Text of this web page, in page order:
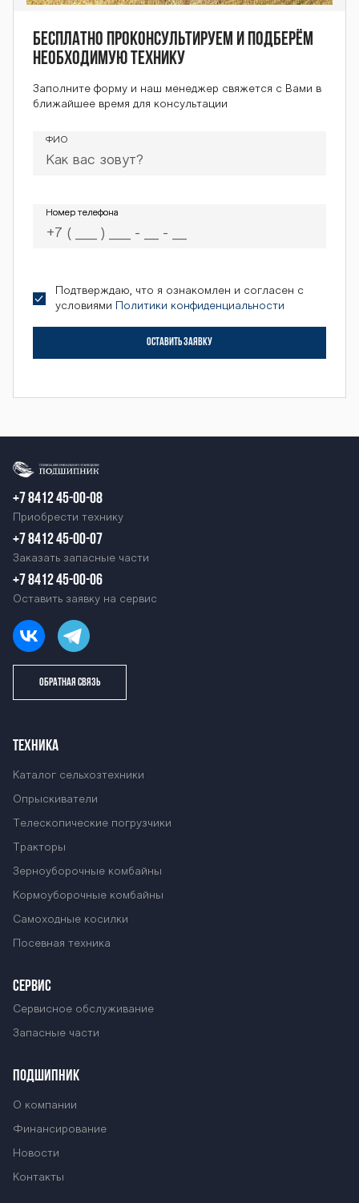
Бесплатно проконсультируем и подберём
необходимую технику
Заполните форму и наш менеджер свяжется с Вами в
ближайшее время для консультации
ФИО
Номер телефона
Номер телефона
Подтверждаю, что я ознакомлен и согласен с
условиями
Политики конфиденциальности
ОСТАВИТЬ ЗАЯВКУ
+7 8412 45-00-08
Приобрести технику
+7 8412 45-00-07
Заказать запасные части
+7 8412 45-00-06
Оставить заявку на сервис
ОБРАТНАЯ СВЯЗЬ
ТЕХНИКА
Каталог сельхозтехники
Опрыскиватели
Телескопические погрузчики
Тракторы
Зерноуборочные комбайны
Кормоуборочные комбайны
Самоходные косилки
Посевная техника
СЕРВИС
Сервисное обслуживание
Запасные части
ПОДШИПНИК
О компании
Финансирование
Новости
Контакты